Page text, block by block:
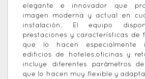
elegante e innovador que
imagen moderna y actual en
instalación. El equipo
prestaciones y características de
que lo hacen especialmente
edificios de hoteles,oficinas y
incluye diferentes parámetros
que lo hacen muy flexible y